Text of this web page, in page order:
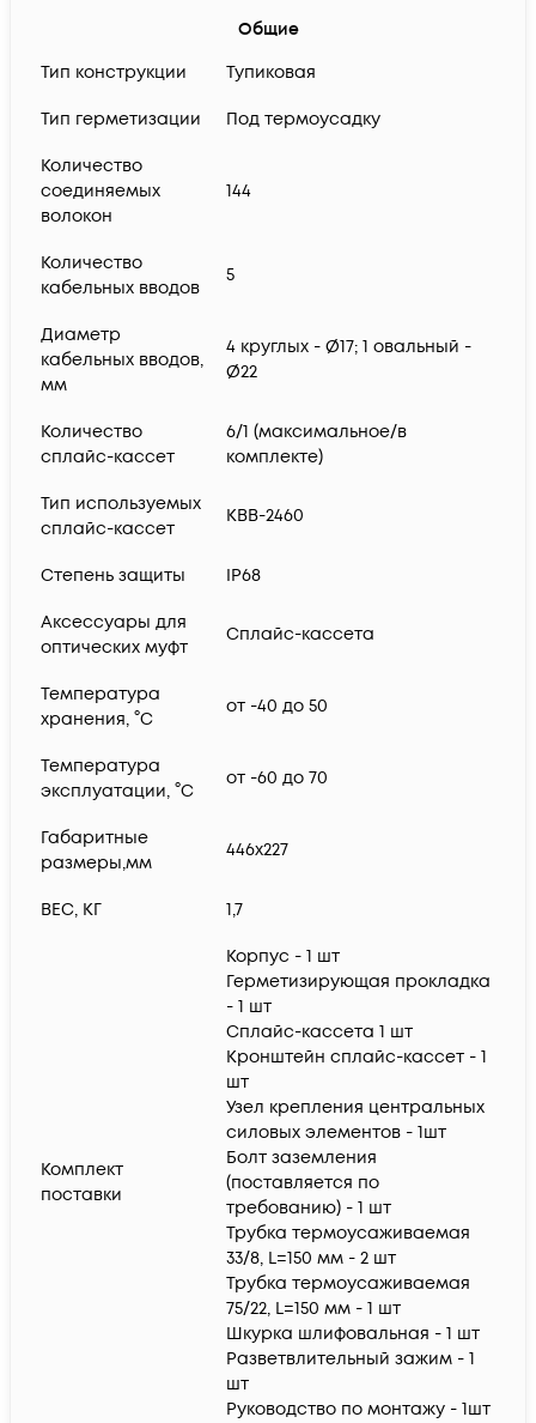
Общие
Тип конструкции
Тупиковая
Тип герметизации Под термоусадку
Количество
соединяемых
волокон
144
Количество
кабельных вводов
5
Диаметр
кабельных вводов,
мм
4 круглых - Ø17; 1 овальный -
Ø22
Количество
сплайс-кассет
6/1 (максимальное/в
комплекте)
Тип используемых
сплайс-кассет
КВВ-2460
Степень защиты IP68
Аксессуары для
оптических муфт
Сплайс-кассета
Температура
хранения, °C
от -40 до 50
Температура
эксплуатации, °C
от -60 до 70
Габаритные
размеры,мм
446х227
ВЕС, КГ 1,7
Комплект
поставки
Корпус - 1 шт
Герметизирующая прокладка
- 1 шт
Сплайс-кассета 1 шт
Кронштейн сплайс-кассет - 1
шт
Узел крепления центральных
силовых элементов - 1шт
Болт заземления
(поставляется по
требованию) - 1 шт
Трубка термоусаживаемая
33/8, L=150 мм - 2 шт
Трубка термоусаживаемая
75/22, L=150 мм - 1 шт
Шкурка шлифовальная - 1 шт
Разветвлительный зажим - 1
шт
Руководство по монтажу - 1шт